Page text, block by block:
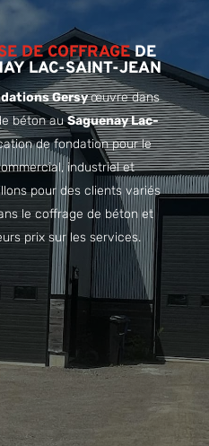
DE COFFRAGEDE
LAC-SAINT-JEAN
Gersyœuvre dans
béton auSaguenay Lac-
de fondation pour le
industriel et
pour des clients variés
le coffrage de béton et
prix sur les services.